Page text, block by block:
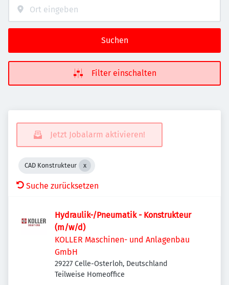
Suchen
Filter einschalten
Jetzt Jobalarm aktivieren!
CAD Konstrukteur
Suche zurücksetzen
Hydraulik-/Pneumatik - Konstrukteur
(m/w/d)
KOLLER Maschinen- und Anlagenbau
GmbH
29227 Celle-Osterloh, Deutschland
Teilweise Homeoffice